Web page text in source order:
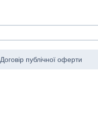
Договір публічної оферти